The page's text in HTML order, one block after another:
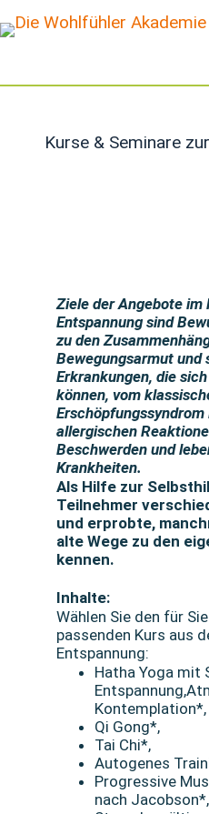
Kurse & Seminare
Ziele der Angebote im
Entspannung sind
zu den
Bewegungsarmut und
Erkrankungen, die
können, vom
allergischen
Beschwerden und
Krankheiten.
Als Hilfe zur
Teilnehmer
und erprobte,
alte Wege zu den
kennen.
Inhalte:
Wählen Sie den für
passenden Kurs aus
Entspannung:
Hatha Yoga mit
Kontemplation*,
Qi Gong*,
Tai Chi*,
Autogenes
Progressive
nach Jacobson*,